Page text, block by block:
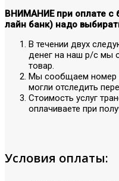
ВНИМАНИЕ при оплате с
лайн банк) надо
В течении двух
денег на наш р/с мы
товар.
Мы сообщаем номер
могли отследить
Стоимость услуг
оплачиваете при
Условия оплаты: